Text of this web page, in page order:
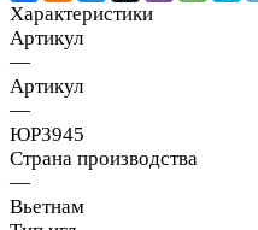
Характеристики
Артикул
—
Артикул
—
ЮР3945
Страна производства
—
Вьетнам